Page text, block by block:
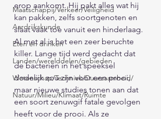
Maatschappij/Verkeer/Veiligheid
Aardrijkskunde
Eten en drinken
Landen/werelddelen/gebieden
Wetenschap/Techniek/Duurzaamheid/
Natuur/Milieu/Klimaat/Ruimte
erop aankomt. Hij pakt alles wat hij
kan pakken, zelfs soortgenoten en
slaat vaak toe vanuit een hinderlaag.
Al met al is het een zeer beruchte
killer. Lange tijd werd gedacht dat
de bacteriën in het speeksel
dodelijk zou zijn voor een prooi,
maar nieuwe studies tonen aan dat
een soort zenuwgif fatale gevolgen
heeft voor de prooi. Als ze